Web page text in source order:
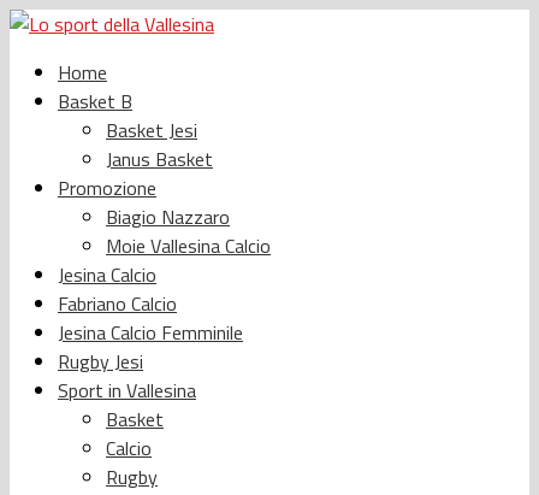
Home
Basket B
Basket Jesi
Janus Basket
Promozione
Biagio Nazzaro
Moie Vallesina Calcio
Jesina Calcio
Fabriano Calcio
Jesina Calcio Femminile
Rugby Jesi
Sport in Vallesina
Basket
Calcio
Rugby